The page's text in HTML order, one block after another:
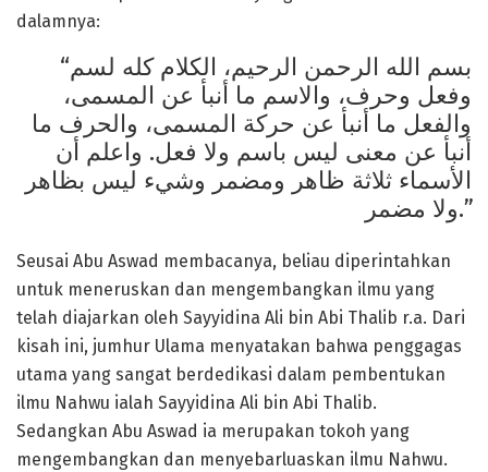
dalamnya:
“بسم الله الرحمن الرحيم، الكلام كله لسم
وفعل وحرف، والاسم ما أنبأ عن المسمى،
والفعل ما أنبأ عن حركة المسمى، والحرف ما
أنبأ عن معنى ليس باسم ولا فعل. واعلم أن
الأسماء ثلاثة ظاهر ومضمر وشيء ليس بظاهر
ولا مضمر.”
Seusai Abu Aswad membacanya, beliau diperintahkan
untuk meneruskan dan mengembangkan ilmu yang
telah diajarkan oleh Sayyidina Ali bin Abi Thalib r.a. Dari
kisah ini, jumhur Ulama menyatakan bahwa penggagas
utama yang sangat berdedikasi dalam pembentukan
ilmu Nahwu ialah Sayyidina Ali bin Abi Thalib.
Sedangkan Abu Aswad ia merupakan tokoh yang
mengembangkan dan menyebarluaskan ilmu Nahwu.